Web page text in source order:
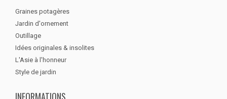
Graines potagères
Jardin d'ornement
Outillage
Idées originales & insolites
L'Asie à l'honneur
Style de jardin
INFORMATIONS